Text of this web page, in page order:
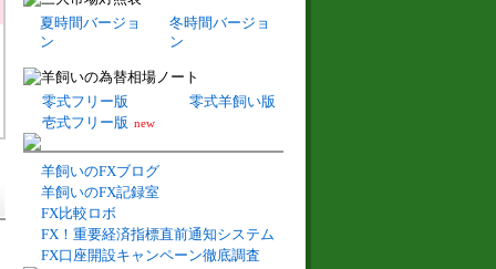
夏時間バージョ
ン
冬時間バージョ
ン
零式フリー版
零式羊飼い版
壱式フリー版 new
羊飼いのFXブログ
羊飼いのFX記録室
FX比較ロボ
FX！重要経済指標直前通知システム
FX口座開設キャンペーン徹底調査